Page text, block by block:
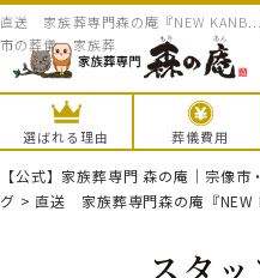
直送 家族葬専門森の庵『NEW
市の葬儀・家族葬
選ばれる理由 葬儀費用
【公式】家族葬専門 森の庵｜宗像
グ > 直送 家族葬専門森の庵『NEW